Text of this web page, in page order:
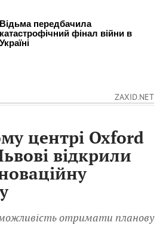
ZAXID.NET
центрі Oxford
відкрили
отримати планову